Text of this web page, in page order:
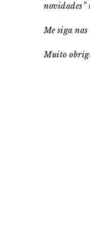
novidades”
Me siga
Muito